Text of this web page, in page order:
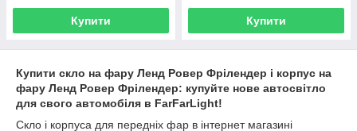
Купити Купити
Купити скло на фару Ленд Ровер Фрілендер і корпус на
фару Ленд Ровер Фрілендер: купуйте нове автосвітло
для свого автомобіля в FarFarLight!
Скло і корпуса для передніх фар в інтернет магазині